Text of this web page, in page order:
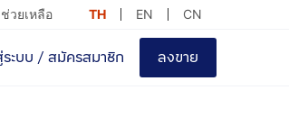
ช่วยเหลือ TH EN CN
ระบบ / สมัครสมาชิก ลงขาย